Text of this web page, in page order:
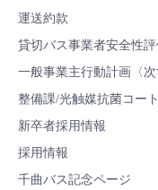
運送約款
貸切バス事業者安全性
一般事業主行動計画〈
整備課/光触媒抗菌コー
新卒者採用情報
採用情報
千曲バス記念ページ